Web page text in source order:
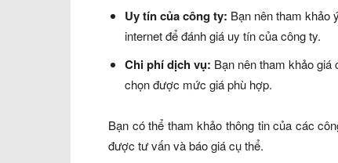
Uy tín của công ty: Bạn nên tham khảo
internet để đánh giá uy tín của công ty.
Chi phí dịch vụ: Bạn nên tham khảo
chọn được mức giá phù hợp.
Bạn có thể tham khảo thông tin của các
được tư vấn và báo giá cụ thể.